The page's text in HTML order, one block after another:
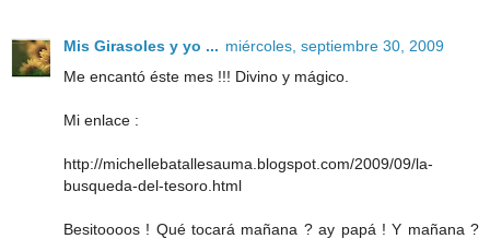
Mis Girasoles y yo ... miércoles, septiembre 30, 2009
Me encantó éste mes !!! Divino y mágico.
Mi enlace :
http://michellebatallesauma.blogspot.com/2009/09/la-
busqueda-del-tesoro.html
Besitoooos ! Qué tocará mañana ? ay papá ! Y mañana ?